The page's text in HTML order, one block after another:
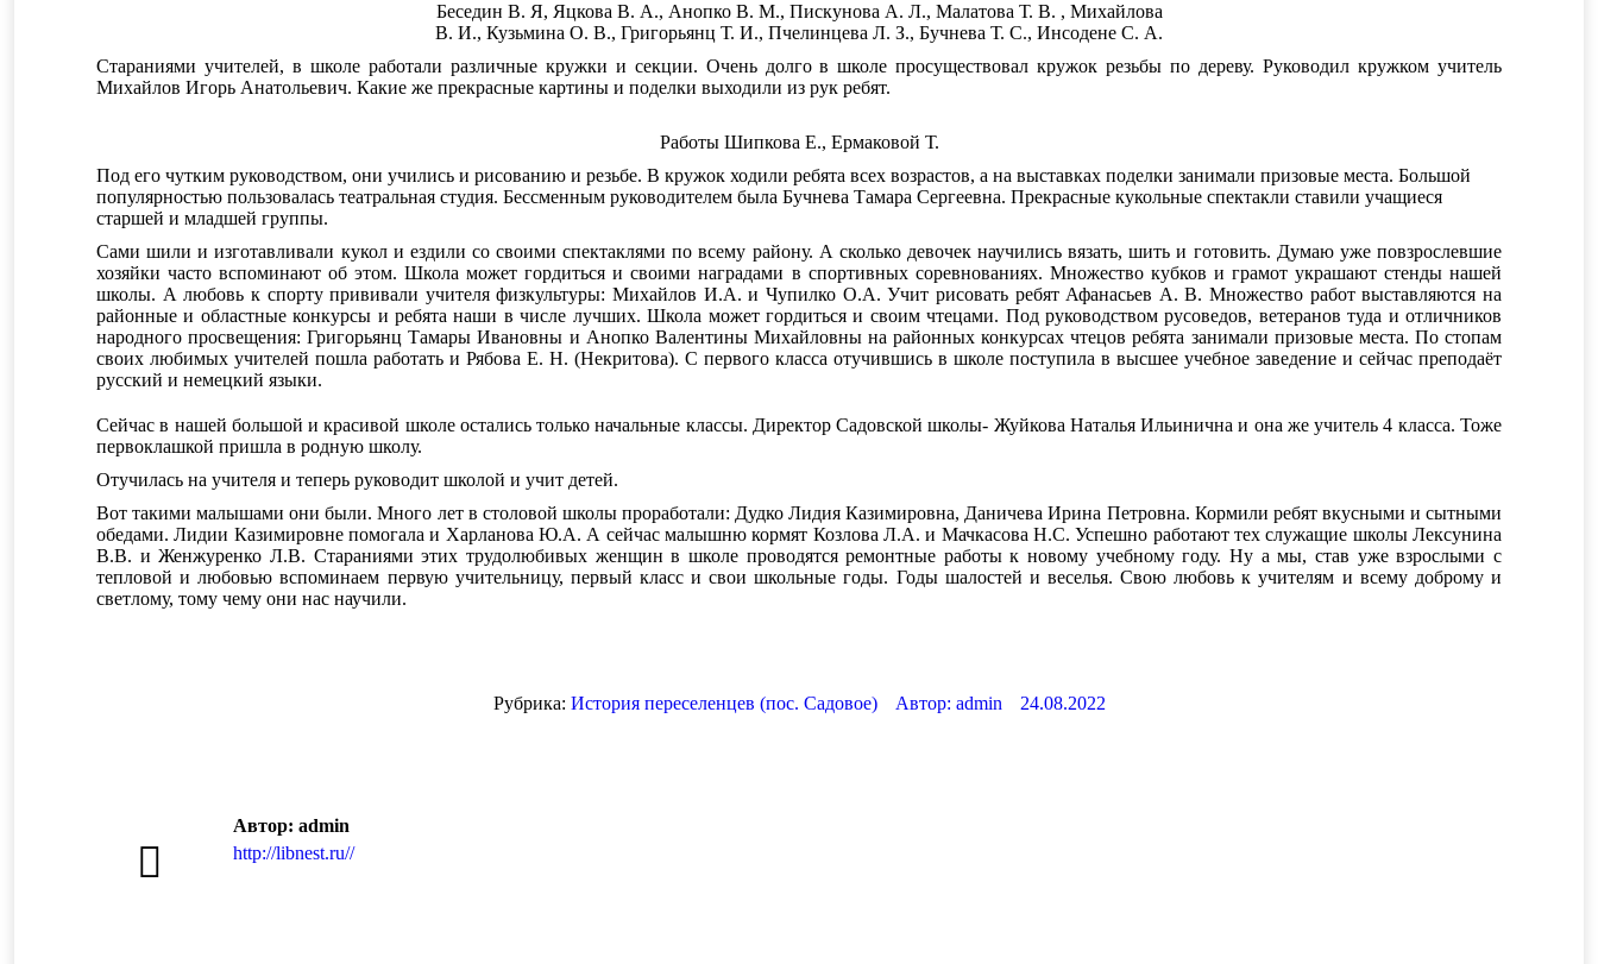
Беседин В. Я, Яцкова В. А., Анопко В. М., Пискунова А. Л., Малатова Т. В. , Михайлова
В. И., Кузьмина О. В., Григорьянц Т. И., Пчелинцева Л. З., Бучнева Т. С., Инсодене С. А.
Стараниями учителей, в школе работали различные кружки и секции. Очень долго в школе просуществовал кружок резьбы по дереву. Руководил кружком учитель
Михайлов Игорь Анатольевич. Какие же прекрасные картины и поделки выходили из рук ребят.
Работы Шипкова Е., Ермаковой Т.
Под его чутким руководством, они учились и рисованию и резьбе. В кружок ходили ребята всех возрастов, а на выставках поделки занимали призовые места. Большой
популярностью пользовалась театральная студия. Бессменным руководителем была Бучнева Тамара Сергеевна. Прекрасные кукольные спектакли ставили учащиеся
старшей и младшей группы.
Сами шили и изготавливали кукол и ездили со своими спектаклями по всему району. А сколько девочек научились вязать, шить и готовить. Думаю уже повзрослевшие
хозяйки часто вспоминают об этом. Школа может гордиться и своими наградами в спортивных соревнованиях. Множество кубков и грамот украшают стенды нашей
школы. А любовь к спорту прививали учителя физкультуры: Михайлов И.А. и Чупилко О.А. Учит рисовать ребят Афанасьев А. В. Множество работ выставляются на
районные и областные конкурсы и ребята наши в числе лучших. Школа может гордиться и своим чтецами. Под руководством русоведов, ветеранов туда и отличников
народного просвещения: Григорьянц Тамары Ивановны и Анопко Валентины Михайловны на районных конкурсах чтецов ребята занимали призовые места. По стопам
своих любимых учителей пошла работать и Рябова Е. Н. (Некритова). С первого класса отучившись в школе поступила в высшее учебное заведение и сейчас преподаёт
русский и немецкий языки.
Сейчас в нашей большой и красивой школе остались только начальные классы. Директор Садовской школы- Жуйкова Наталья Ильинична и она же учитель 4 класса. Тоже
первоклашкой пришла в родную школу.
Отучилась на учителя и теперь руководит школой и учит детей.
Вот такими малышами они были. Много лет в столовой школы проработали: Дудко Лидия Казимировна, Даничева Ирина Петровна. Кормили ребят вкусными и сытными
обедами. Лидии Казимировне помогала и Харланова Ю.А. А сейчас малышню кормят Козлова Л.А. и Мачкасова Н.С. Успешно работают тех служащие школы Лексунина
В.В. и Женжуренко Л.В. Стараниями этих трудолюбивых женщин в школе проводятся ремонтные работы к новому учебному году. Ну а мы, став уже взрослыми с
тепловой и любовью вспоминаем первую учительницу, первый класс и свои школьные годы. Годы шалостей и веселья. Свою любовь к учителям и всему доброму и
светлому, тому чему они нас научили.
Рубрика: История переселенцев (пос. Садовое) Автор: admin 24.08.2022
Автор: admin
http://libnest.ru//